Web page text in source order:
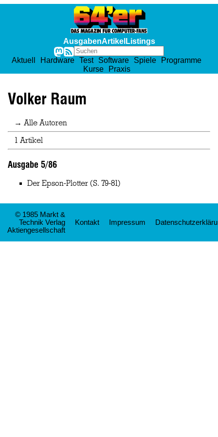
AusgabenArtikel Listings
Aktuell Hardware Test Software Spiele
Programme
Kurse
Praxis
Volker Raum
→ Alle Autoren
1 Artikel
Ausgabe 5/86
Der Epson-Plotter (S. 79-81)
© 1985 Markt &
Technik Verlag
Aktiengesellschaft
Kontakt Impressum